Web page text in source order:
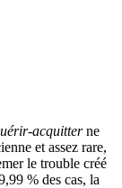
acquitterne
et assez rare,
le trouble créé
% des cas, la